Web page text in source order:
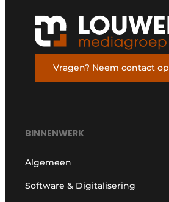
Vragen? Neem contact op
BINNENWERK
Algemeen
Software & Digitalisering